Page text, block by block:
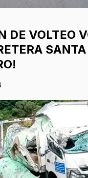
DE VOLTEO